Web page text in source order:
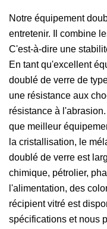
Notre équipement
entretenir. Il combine
C'est-à-dire une
En tant qu'excellent
doublé de verre de
une résistance aux
résistance à
que meilleur
la cristallisation, le
doublé de verre est
chimique, pétrolier,
l'alimentation, des
récipient vitré est
spécifications et nous